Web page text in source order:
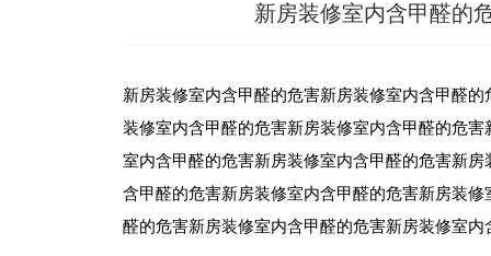
新房装修室内含甲醛的
新房装修室内含甲醛的危害新房装修室内含甲醛
装修室内含甲醛的危害新房装修室内含甲醛的危
室内含甲醛的危害新房装修室内含甲醛的危害新
含甲醛的危害新房装修室内含甲醛的危害新房装
醛的危害新房装修室内含甲醛的危害新房装修室